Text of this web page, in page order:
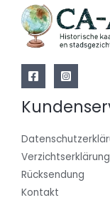
Verzichtserklärung
Rücksendung
Kontakt